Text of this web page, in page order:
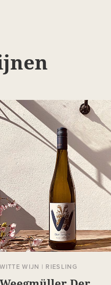
WITTE WIJN | RIESLING